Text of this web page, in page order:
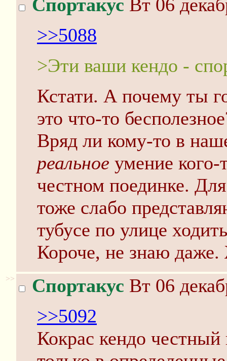
Спортакус Вт 06
>>5088
>Эти ваши кендо -
Кстати. А почему ты
это что-то
Вряд ли кому-то в
реальное умение кого-
честном поединке.
тоже слабо
тубусе по улице
Короче, не знаю
>> Спортакус Вт 06
>>5092
Кокрас кендо